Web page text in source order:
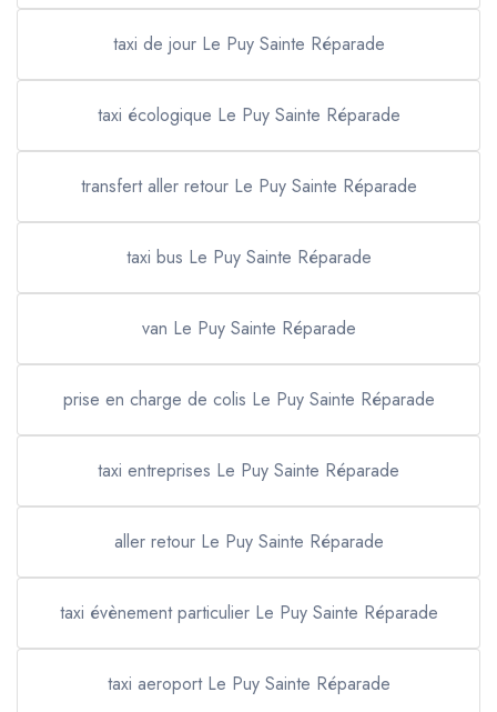
taxi de jour Le Puy Sainte Réparade
taxi écologique Le Puy Sainte Réparade
transfert aller retour Le Puy Sainte Réparade
taxi bus Le Puy Sainte Réparade
van Le Puy Sainte Réparade
prise en charge de colis Le Puy Sainte Réparade
taxi entreprises Le Puy Sainte Réparade
aller retour Le Puy Sainte Réparade
taxi évènement particulier Le Puy Sainte Réparade
taxi aeroport Le Puy Sainte Réparade